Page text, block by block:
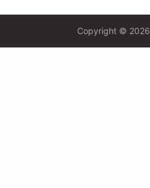
Copyright © 2026